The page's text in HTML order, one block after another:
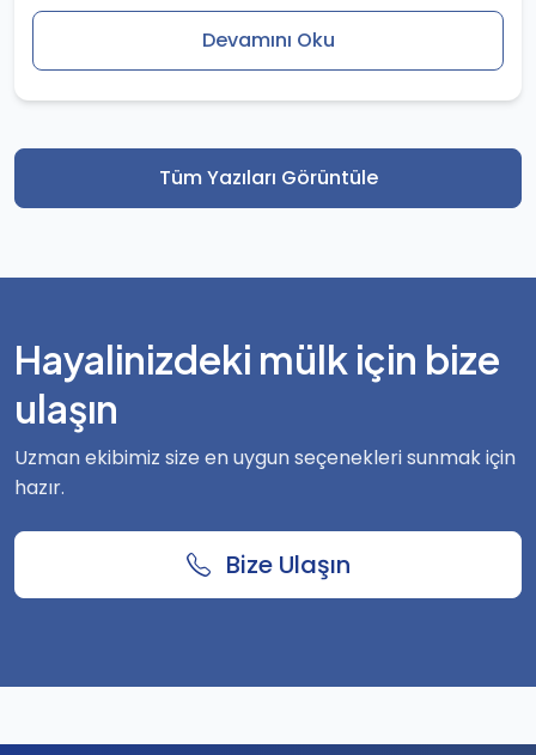
Devamını Oku
Tüm Yazıları Görüntüle
Hayalinizdeki mülk için bize
ulaşın
Uzman ekibimiz size en uygun seçenekleri sunmak için
hazır.
Bize Ulaşın